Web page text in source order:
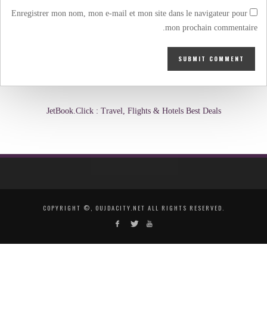
Enregistrer mon nom, mon e-mail et mon site dans le navigateur pour
mon prochain commentaire.
JetBook.Click : Travel, Flights & Hotels Best Deals
COPYRIGHT ©, OUJDACITY.NET ALL RIGHTS RESERVED.